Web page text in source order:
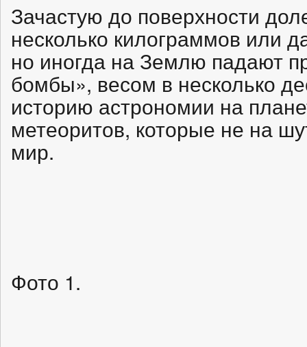
Зачастую до поверхности
несколько килограммов или
но иногда на Землю падают
бомбы», весом в несколько
историю астрономии на
метеоритов, которые не на
мир.
Фото 1.